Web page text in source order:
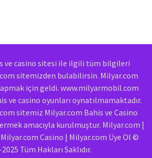
ve casino sitesi ile ilgili tüm bilgileri
sitemizden bulabilirsin. Milyar.com
için geldi. www.milyarmobil.com
ve casino oyunları oynatılmamaktadır.
sitemiz Milyar.com Bahis ve Casino
amacıyla kurulmuştur. Milyar.com |
Casino | Milyar.com Üye Ol ©
Tüm Hakları Saklıdır.